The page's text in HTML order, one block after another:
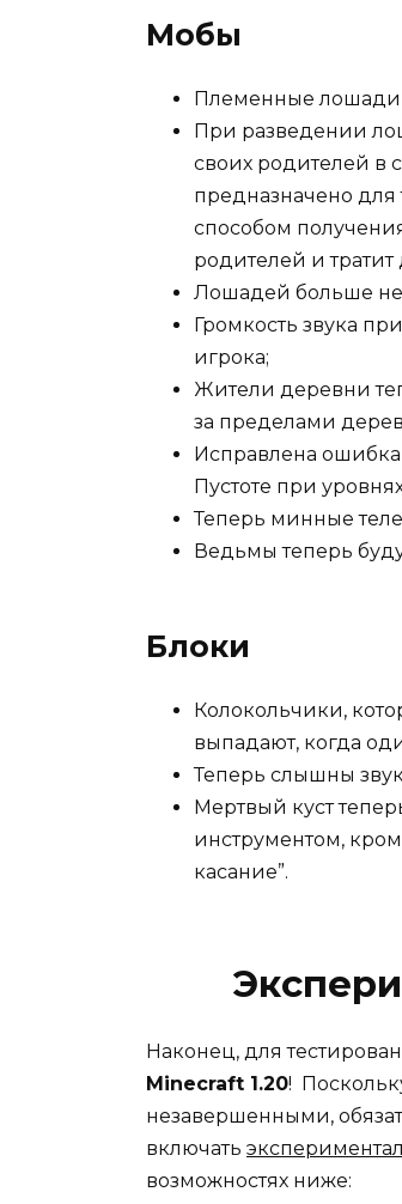
Мобы
Племенные лошади
При разведении
своих родителей в
предназначено
способом
родителей и
Лошадей больше
Громкость звука
игрока;
Жители деревни
за пределами
Исправлена
Пустоте при
Теперь минные
Ведьмы теперь
Блоки
Колокольчики,
выпадают, когда
Теперь слышны
Мертвый куст
инструментом,
касание”.
Наконец, для
Minecraft 1.20!
незавершенными,
включать
возможностях ниже: